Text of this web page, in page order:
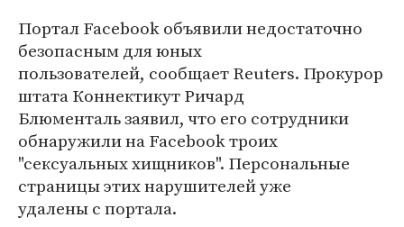
Портал Facebook объявили недостаточно
безопасным для юных
пользователей, сообщает Reuters. Прокурор
штата Коннектикут Ричард
Блюменталь заявил, что его сотрудники
обнаружили на Facebook троих
"сексуальных хищников". Персональные
страницы этих нарушителей уже
удалены с портала.